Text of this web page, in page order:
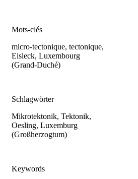
Mots-clés
micro-tectonique, tectonique,
Eisleck, Luxembourg
(Grand-Duché)
Schlagwörter
Mikrotektonik, Tektonik,
Oesling, Luxemburg
(Großherzogtum)
Keywords